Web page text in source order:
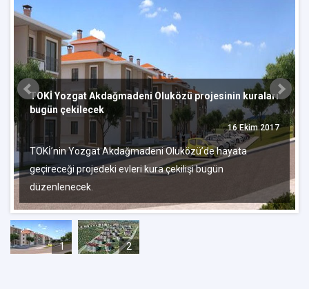
TOKİ Yozgat Akdağmadeni Oluközü projesinin kuraları
bugün çekilecek
16 Ekim 2017
TOKİ’nin Yozgat Akdağmadeni Oluközü’de hayata
geçireceği projedeki evleri kura çekilişi bugün
düzenlenecek.
1 2